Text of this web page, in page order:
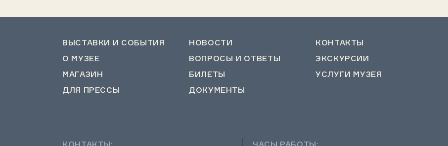
ВЫСТАВКИ И СОБЫТИЯ НОВОСТИ
КОНТАКТЫ
О МУЗЕЕ
ВОПРОСЫ И ОТВЕТЫ
ЭКСКУРСИИ
МАГАЗИН
БИЛЕТЫ
УСЛУГИ МУЗЕЯ
ДЛЯ ПРЕССЫ
ДОКУМЕНТЫ
КОНТАКТЫ: ЧАСЫ РАБОТЫ: